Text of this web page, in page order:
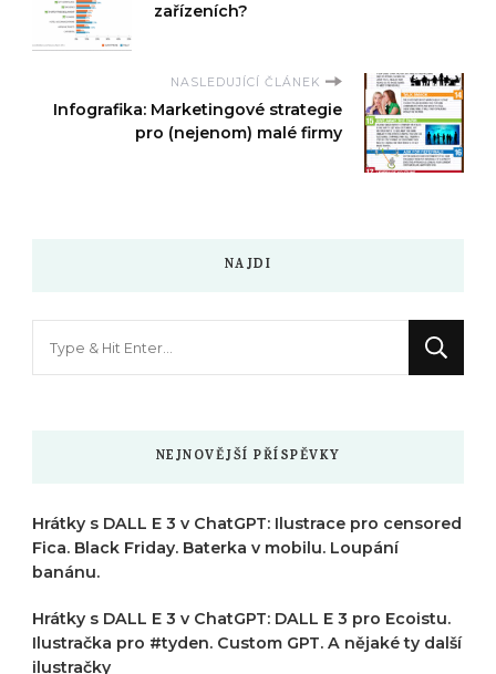
zařízeních?
NASLEDUJÍCÍ ČLÁNEK
Infografika: Marketingové strategie
pro (nejenom) malé firmy
NAJDI
NEJNOVĚJŠÍ PŘÍSPĚVKY
Hrátky s DALL E 3 v ChatGPT: Ilustrace pro censored
Fica. Black Friday. Baterka v mobilu. Loupání
banánu.
Hrátky s DALL E 3 v ChatGPT: DALL E 3 pro Ecoistu.
Ilustračka pro #tyden. Custom GPT. A nějaké ty další
ilustračky